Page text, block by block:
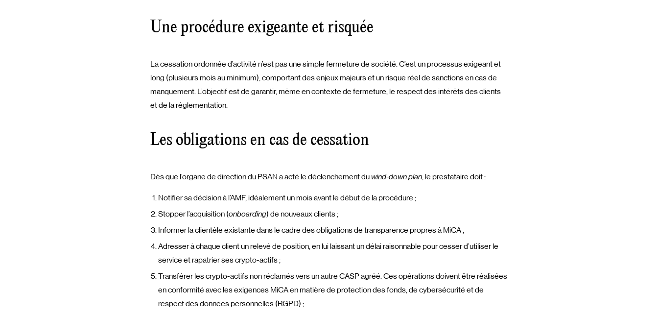
Une procédure exigeante et risquée
La cessation ordonnée d’activité n’est pas une simple fermeture de société. C’est un processus exigeant et
long (plusieurs mois au minimum), comportant des enjeux majeurs et un risque réel de sanctions en cas de
manquement. L’objectif est de garantir, même en contexte de fermeture, le respect des intérêts des clients
et de la réglementation.
Les obligations en cas de cessation
Dès que l’organe de direction du PSAN a acté le déclenchement duwind-down plan , le prestataire doit :
Notifier sa décision à l’AMF, idéalement un mois avant le début de la procédure ;
Stopper l’acquisition (onboarding) de nouveaux clients ;
Informer la clientèle existante dans le cadre des obligations de transparence propres à MiCA ;
Adresser à chaque client un relevé de position, en lui laissant un délai raisonnable pour cesser d’utiliser le
service et rapatrier ses crypto-actifs ;
Transférer les crypto-actifs non réclamés vers un autre CASP agréé. Ces opérations doivent être réalisées
en conformité avec les exigences MiCA en matière de protection des fonds, de cybersécurité et de
respect des données personnelles (RGPD) ;